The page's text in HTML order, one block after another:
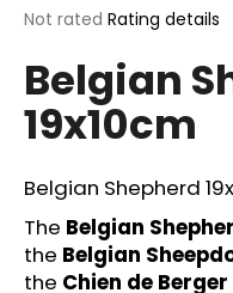
The
product
rating
is
0,0
of
5
stars.
Not rated Rating details
Belgian
19x10cm
Belgian Shepherd
The Belgian
the Belgian
the Chien de Berger
i
n
g
f
r
?